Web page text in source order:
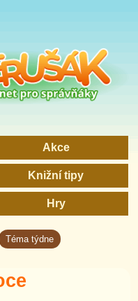
Akce
Knižní tipy
Hry
Téma týdne